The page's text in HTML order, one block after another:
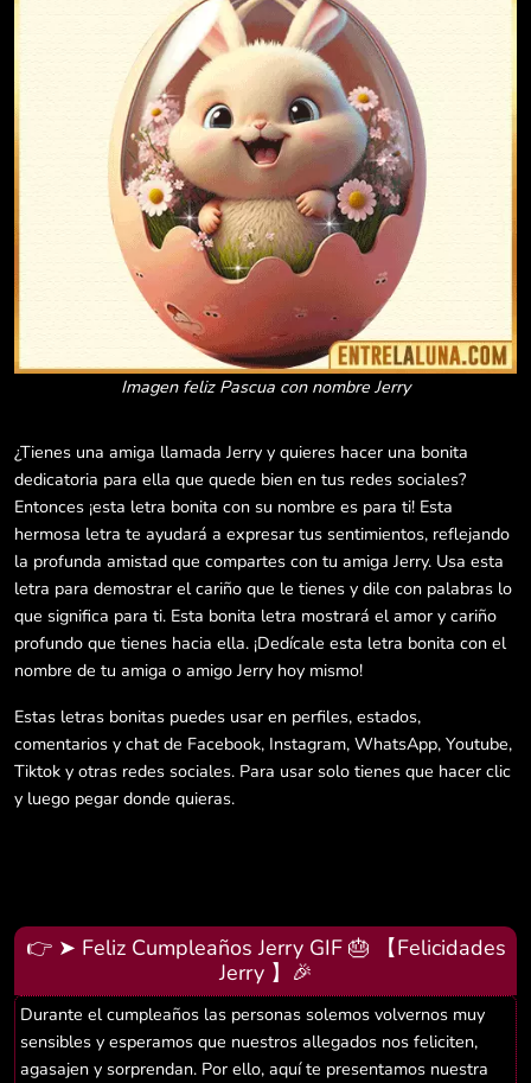
Imagen feliz Pascua con nombre Jerry
¿Tienes una amiga llamada Jerry y quieres hacer una bonita
dedicatoria para ella que quede bien en tus redes sociales?
Entonces ¡esta letra bonita con su nombre es para ti! Esta
hermosa letra te ayudará a expresar tus sentimientos, reflejando
la profunda amistad que compartes con tu amiga Jerry. Usa esta
letra para demostrar el cariño que le tienes y dile con palabras lo
que significa para ti. Esta bonita letra mostrará el amor y cariño
profundo que tienes hacia ella. ¡Dedícale esta letra bonita con el
nombre de tu amiga o amigo Jerry hoy mismo!
Estas letras bonitas puedes usar en perfiles, estados,
comentarios y chat de Facebook, Instagram, WhatsApp, Youtube,
Tiktok y otras redes sociales. Para usar solo tienes que hacer clic
y luego pegar donde quieras.
👉 ➤ Feliz Cumpleaños Jerry GIF 🎂 【Felicidades
Jerry 】🎉
Durante el cumpleaños las personas solemos volvernos muy
sensibles y esperamos que nuestros allegados nos feliciten,
agasajen y sorprendan. Por ello, aquí te presentamos nuestra